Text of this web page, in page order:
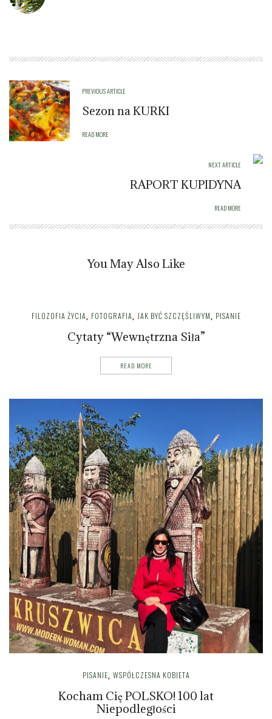
PREVIOUS ARTICLE
Sezon na KURKI
READ MORE
NEXT ARTICLE
RAPORT KUPIDYNA
READ MORE
You May Also Like
FILOZOFIA ŻYCIA, FOTOGRAFIA, JAK BYĆ SZCZĘŚLIWYM, PISANIE
Cytaty “Wewnętrzna Siła”
READ MORE
PISANIE, WSPÓŁCZESNA KOBIETA
Kocham Cię POLSKO! 100 lat
Niepodległości